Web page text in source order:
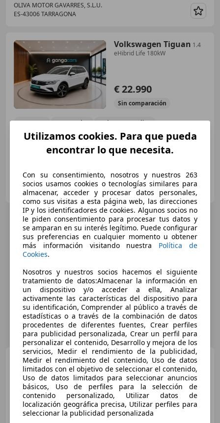
OLIVA MOTOR GAVARRES, S.L.U.
ES-43006 TARRAGONA
Volkswagen Tiguan 1.4
eHibrid Life 180kW
€ 22.990
Sin comparación
01/2024 55.000 km
Electro/Gasolina
180 kW (245 CV)
GANGA CARS LAS PALMAS
ES-35215 TELDE
Volkswagen Tiguan
2.0TDI Urban Sport DSG 110kW
€ 25.719
Súperoferta
Utilizamos cookies. Para que pueda
encontrar lo que necesita.
Con su consentimiento, nosotros y nuestros 263
socios usamos cookies o tecnologías similares para
almacenar, acceder y procesar datos personales,
como sus visitas a esta página web, las direcciones
IP y los identificadores de cookies. Algunos socios no
le piden consentimiento para procesar tus datos y
se amparan en su interés legítimo. Puede configurar
sus preferencias en cualquier momento u obtener
más información visitando nuestra Política de
Cookies.
Nosotros y nuestros socios hacemos el siguiente
tratamiento de datos:Almacenar la información en
un dispositivo y/o acceder a ella, Analizar
activamente las características del dispositivo para
su identificación, Comprender al público a través de
estadísticas o a través de la combinación de datos
procedentes de diferentes fuentes, Crear perfiles
para publicidad personalizada, Crear un perfil para
personalizar el contenido, Desarrollo y mejora de los
servicios, Medir el rendimiento de la publicidad,
Medir el rendimiento del contenido, Uso de datos
limitados con el objetivo de seleccionar el contenido,
Uso de datos limitados para seleccionar anuncios
básicos, Uso de perfiles para la selección de
contenido personalizado, Utilizar datos de
localización geográfica precisa, Utilizar perfiles para
seleccionar la publicidad personalizada